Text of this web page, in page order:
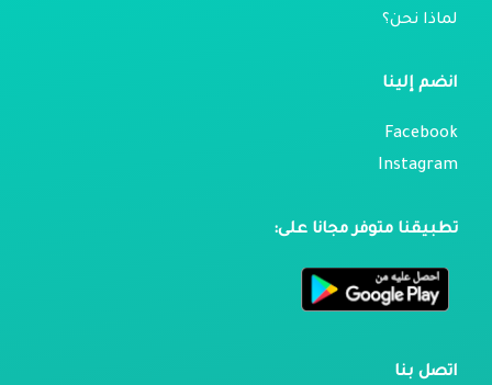
لماذا نحن؟
انضم إلينا
Facebook
Instagram
تطبيقنا متوفر مجانا على:
اتصل بنا